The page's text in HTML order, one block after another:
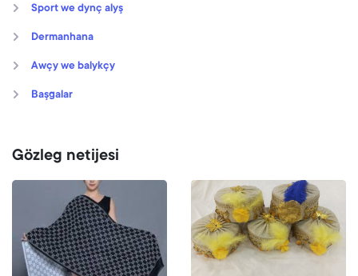
Sport we dynç alyş
Dermanhana
Awçy we balykçy
Başgalar
Gözleg netijesi